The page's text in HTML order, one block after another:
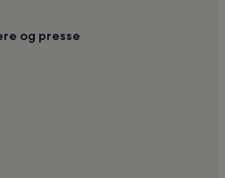
og presse